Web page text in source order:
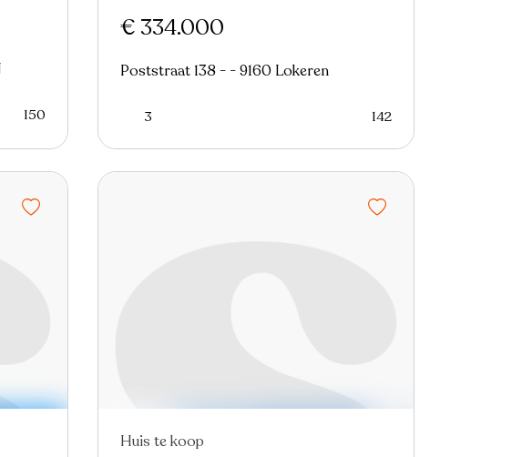
150
€ 334.000
Poststraat 138 - - 9160 Lokeren
3 142
Huis te koop